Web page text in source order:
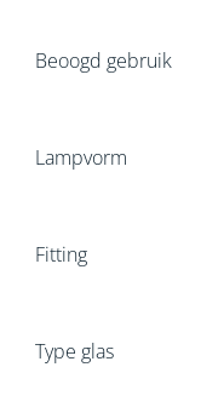
Beoogd gebruik
Lampvorm
Fitting
Type glas